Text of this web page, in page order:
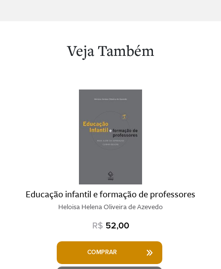
Veja Também
Educação infantil e formação de professores
Heloisa Helena Oliveira de Azevedo
R$ 52,00
COMPRAR